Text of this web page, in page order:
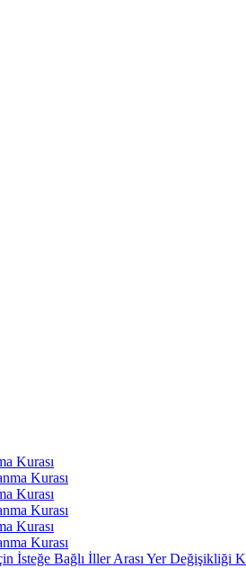
Kurası
Kurası
Kurası
Kurası
Kurası
Kurası
İsteğe Bağlı İller Arası Yer Değişikliği